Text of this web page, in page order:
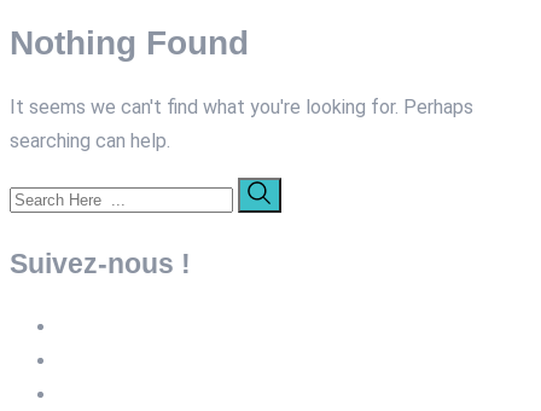
Nothing Found
It seems we can't find what you're looking for. Perhaps
searching can help.
Suivez-nous !